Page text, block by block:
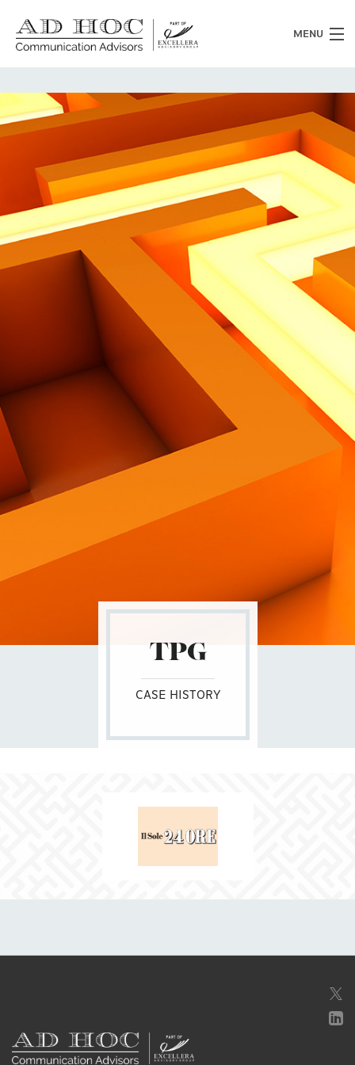
MENU
Chi siamo
Cosa facciamo
News
Clienti
Heritage
Lavora con noi
TPG
CASE HISTORY